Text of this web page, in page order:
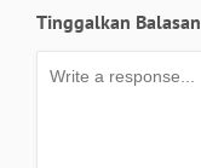
Tinggalkan Balasan